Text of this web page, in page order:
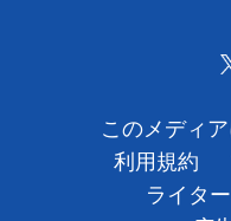
このメディ
利用規約
ライタ